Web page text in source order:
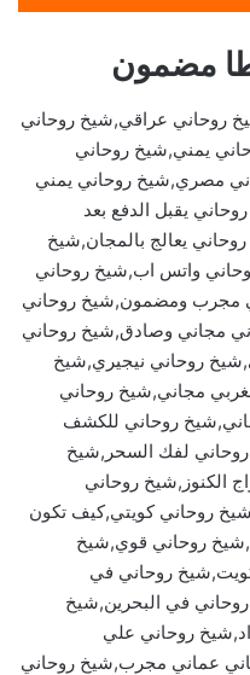
مضمون
روحاني عراقي,شيخ روحاني
يمني,شيخ روحاني
مصري,شيخ روحاني يمني
يقبل الدفع بعد
يعالج بالمجان,شيخ
واتس اب,شيخ روحاني
مجرب ومضمون,شيخ روحاني
مجاني وصادق,شيخ روحاني
روحاني نيجيري,شيخ
مجاني,شيخ روحاني
روحاني للكشف
روحاني لفك السحر,شيخ
الكنوز,شيخ روحاني
روحاني كويتي,كيف تكون
روحاني قوي,شيخ
روحاني في
في البحرين,شيخ
روحاني علي
عماني مجرب,شيخ روحاني